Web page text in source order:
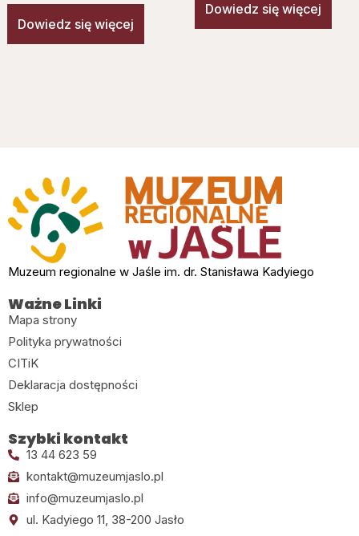
Dowiedz się więcej
Dowiedz się więcej
Muzeum regionalne w Jaśle im. dr. Stanisława Kadyiego
Ważne Linki
Mapa strony
Polityka prywatności
CITiK
Deklaracja dostępności
Sklep
Szybki kontakt
13 44 623 59
kontakt@muzeumjaslo.pl
info@muzeumjaslo.pl
ul. Kadyiego 11, 38-200 Jasło